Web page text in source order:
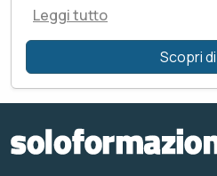
Leggi tutto
Scopri